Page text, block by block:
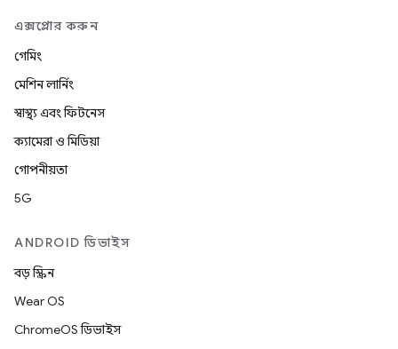
এক্সপ্লোর করুন
গেমিং
মেশিন লার্নিং
স্বাস্থ্য এবং ফিটনেস
ক্যামেরা ও মিডিয়া
গোপনীয়তা
5G
ANDROID ডিভাইস
বড় স্ক্রিন
Wear OS
ChromeOS ডিভাইস